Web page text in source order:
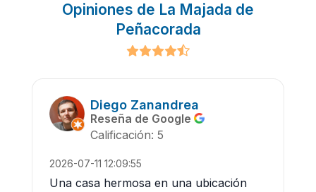
Opiniones de La Majada de
Peñacorada
Diego Zanandrea
Reseña de Google
Calificación: 5
2026-07-11 12:09:55
Una casa hermosa en una ubicación